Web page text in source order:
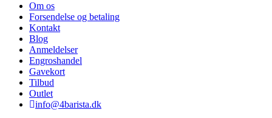
Om os
Forsendelse og betaling
Kontakt
Blog
Anmeldelser
Engroshandel
Gavekort
Tilbud
Outlet
info@4barista.dk